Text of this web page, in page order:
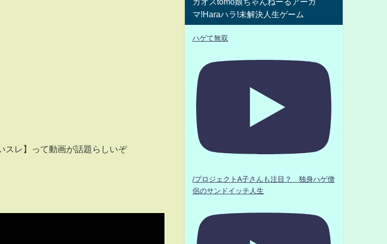
スレ】って動画が話題らしいぞ
マ!Haraハラ!未解決人生ゲーム
ハゲて無双
/プロジェクトA子さんも注目？ 独身ハゲ僧
侶のサンドイッチ人生